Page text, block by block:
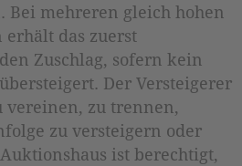
Bei mehreren gleich hohen
das zuerst
Zuschlag, sofern kein
Der Versteigerer
vereinen, zu trennen,
zu versteigern oder
ist berechtigt,